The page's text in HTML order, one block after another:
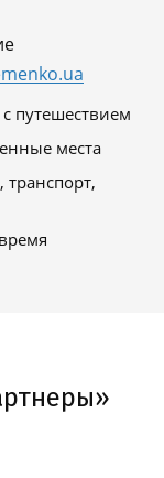
путешествием
места